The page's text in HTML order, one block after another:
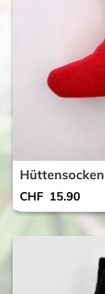
CHF 15.90